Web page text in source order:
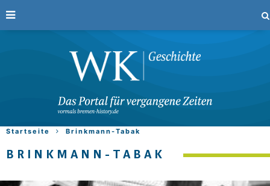
Startseite Brinkmann-Tabak
BRINKMANN-TABAK